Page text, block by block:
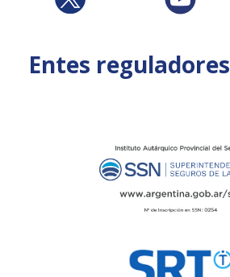
Entes reguladores